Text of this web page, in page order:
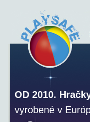
OD 2010.
vyrobené v